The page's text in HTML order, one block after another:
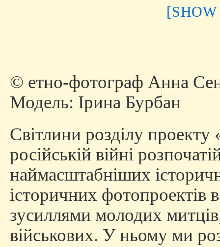
© етно-фотограф Анна
Модель: Ірина Бурбан
Cвітлини розділу
російській війні
наймасштабніших
історичних фотопроектів
зусиллями молодих
військових. У ньому ми